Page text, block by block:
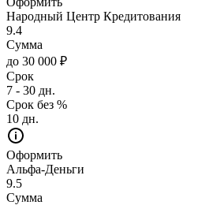
Народный Центр Кредитования
9.4
Сумма
до 30 000 ₽
Срок
7 - 30 дн.
Срок без %
10 дн.
Оформить
Альфа-Деньги
9.5
Сумма